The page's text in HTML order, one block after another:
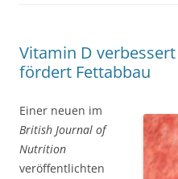
Vitamin D
fördert Fettabbau
Einer neuen im
British Journal of
Nutrition
veröffentlichten